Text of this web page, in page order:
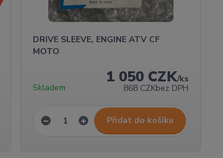
DRIVE SLEEVE, ENGINE ATV CF
MOTO
1 050 CZK/ks
868 CZKbez DPH
Skladem
Přidat do košíku